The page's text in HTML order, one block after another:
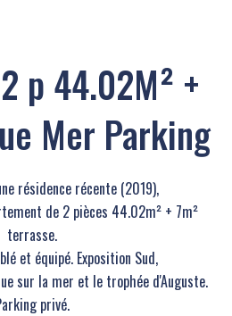
p 44.02M² +
Mer Parking
résidence récente (2019),
de 2 pièces 44.02m² + 7m²
terrasse.
et équipé. Exposition Sud,
sur la mer et le trophée d'Auguste.
privé.